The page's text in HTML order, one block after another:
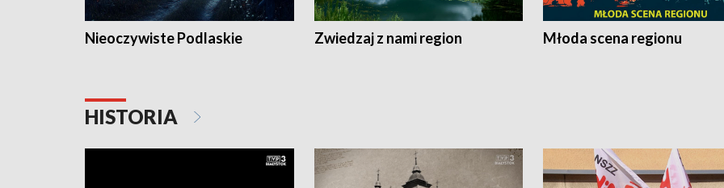
Nieoczywiste Podlaskie Zwiedzaj z nami region Młoda scena regionu
HISTORIA